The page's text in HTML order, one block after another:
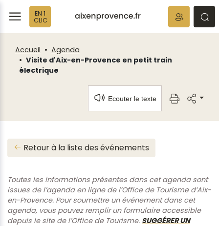
EN 1
CLIC
Accueil
Agenda
Visite d'Aix-en-Provence en petit train
électrique
Ecouter le texte
Retour à la liste des événements
Toutes les informations présentes dans cet agenda sont
issues de l’agenda en ligne de l’Office de Tourisme d’Aix-
en-Provence. Pour soumettre un événement dans cet
agenda, vous pouvez remplir un formulaire accessible
depuis le site de l’Office de Tourisme. SUGGÉRER UN
Fenêtre
de
chat
Panneau de gestion des cookies